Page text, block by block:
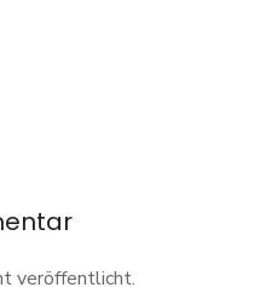
veröffentlicht.